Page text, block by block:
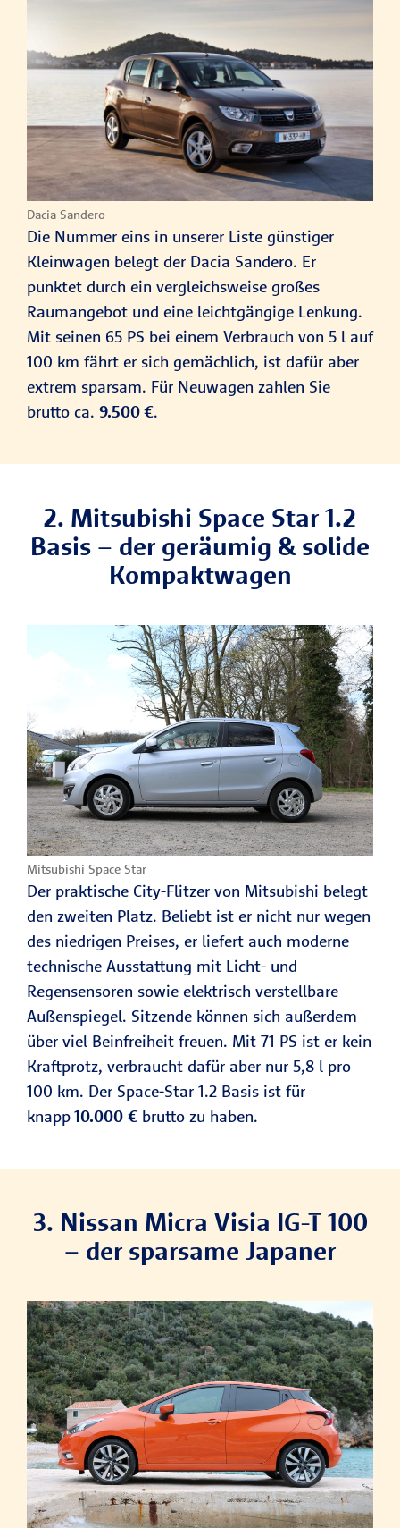
Dacia Sandero
Die Nummer eins in unserer Liste günstiger
Kleinwagen belegt der Dacia Sandero. Er
punktet durch ein vergleichsweise großes
Raumangebot und eine leichtgängige Lenkung.
Mit seinen 65 PS bei einem Verbrauch von 5 l auf
100 km fährt er sich gemächlich, ist dafür aber
extrem sparsam. Für Neuwagen zahlen Sie
brutto ca. 9.500 €.
2. Mitsubishi Space Star 1.2
Basis – der geräumig & solide
Kompaktwagen
Mitsubishi Space Star
Der praktische City-Flitzer von Mitsubishi belegt
den zweiten Platz. Beliebt ist er nicht nur wegen
des niedrigen Preises, er liefert auch moderne
technische Ausstattung mit Licht- und
Regensensoren sowie elektrisch verstellbare
Außenspiegel. Sitzende können sich außerdem
über viel Beinfreiheit freuen. Mit 71 PS ist er kein
Kraftprotz, verbraucht dafür aber nur 5,8 l pro
100 km. Der Space-Star 1.2 Basis ist für
knapp10.000 € brutto zu haben.
3. Nissan Micra Visia IG-T 100
– der sparsame Japaner